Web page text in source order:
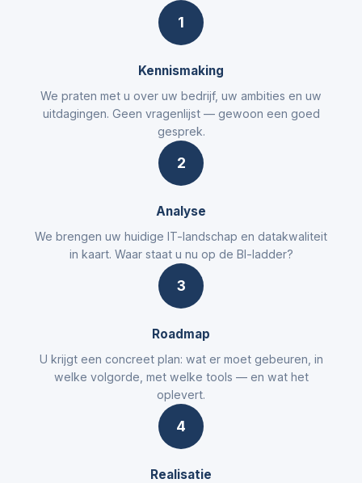
1
Kennismaking
We praten met u over uw bedrijf, uw ambities en uw
uitdagingen. Geen vragenlijst — gewoon een goed
gesprek.
2
Analyse
We brengen uw huidige IT-landschap en datakwaliteit
in kaart. Waar staat u nu op de BI-ladder?
3
Roadmap
U krijgt een concreet plan: wat er moet gebeuren, in
welke volgorde, met welke tools — en wat het
oplevert.
4
Realisatie